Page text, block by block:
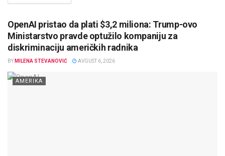
OpenAI pristao da plati $3,2 miliona: Trump-ovo
Ministarstvo pravde optužilo kompaniju za
diskriminaciju američkih radnika
BY MILENA STEVANOVIĆ AVGUST 6, 2026
AMERIKA